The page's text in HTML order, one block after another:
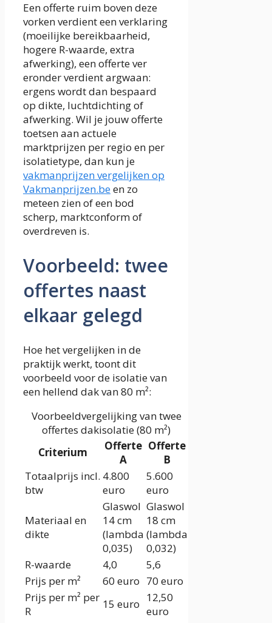
Een offerte ruim boven deze
vorken verdient een verklaring
(moeilijke bereikbaarheid,
hogere R-waarde, extra
afwerking), een offerte ver
eronder verdient argwaan:
ergens wordt dan bespaard
op dikte, luchtdichting of
afwerking. Wil je jouw offerte
toetsen aan actuele
marktprijzen per regio en per
isolatietype, dan kun je
vakmanprijzen vergelijken op
Vakmanprijzen.been zo
meteen zien of een bod
scherp, marktconform of
overdreven is.
Voorbeeld: twee
offertes naast
elkaar gelegd
Hoe het vergelijken in de
praktijk werkt, toont dit
voorbeeld voor de isolatie van
een hellend dak van 80 m²:
Voorbeeldvergelijking van twee
offertes dakisolatie (80 m²)
Criterium
Offerte
A
Offerte
B
Totaalprijs incl.
btw
4.800
euro
5.600
euro
Materiaal en
dikte
Glaswol
14 cm
(lambda
0,035)
Glaswol
18 cm
(lambda
0,032)
R-waarde
4,0
5,6
Prijs per m²
60 euro 70 euro
Prijs per m² per
R
15 euro 12,50
euro